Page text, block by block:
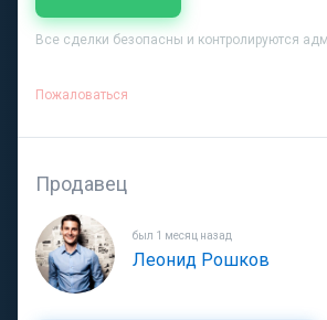
Все сделки безопасны и контролируются
Пожаловаться
Продавец
был 1 месяц назад
Леонид Рошков